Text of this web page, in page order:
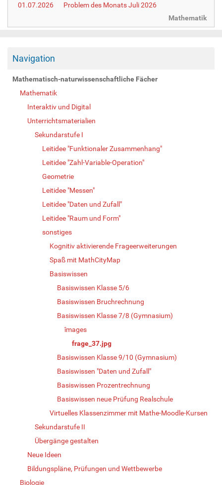
01.07.2026
Problem des Monats Juli 2026
Mathematik
Navigation
Mathematisch-naturwissenschaftliche Fächer
Mathematik
Interaktiv und Digital
Unterrichtsmaterialien
Sekundarstufe I
Leitidee "Funktionaler Zusammenhang"
Leitidee "Zahl-Variable-Operation"
Geometrie
Leitidee "Messen"
Leitidee "Daten und Zufall"
Leitidee "Raum und Form"
sonstiges
Kognitiv aktivierende Frageerweiterungen
Spaß mit MathCityMap
Basiswissen
Basiswissen Klasse 5/6
Basiswissen Bruchrechnung
Basiswissen Klasse 7/8 (Gymnasium)
îmages
frage_37.jpg
Basiswissen Klasse 9/10 (Gymnasium)
Basiswissen "Daten und Zufall"
Basiswissen Prozentrechnung
Basiswissen neue Prüfung Realschule
Virtuelles Klassenzimmer mit Mathe-Moodle-Kursen
Sekundarstufe II
Übergänge gestalten
Neue Ideen
Bildungspläne, Prüfungen und Wettbewerbe
Biologie